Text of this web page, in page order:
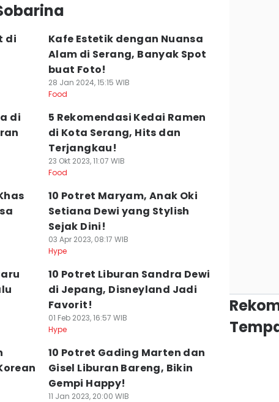
di
Kafe Estetik dengan Nuansa
Alam di Serang, Banyak Spot
buat Foto!
28 Jan 2024, 15:15 WIB
Food
di
5 Rekomendasi Kedai Ramen
di Kota Serang, Hits dan
Terjangkau!
23 Okt 2023, 11:07 WIB
Food
10 Potret Maryam, Anak Oki
Setiana Dewi yang Stylish
Sejak Dini!
03 Apr 2023, 08:17 WIB
Hype
10 Potret Liburan Sandra Dewi
di Jepang, Disneyland Jadi
Favorit!
01 Feb 2023, 16:57 WIB
Hype
10 Potret Gading Marten dan
Gisel Liburan Bareng, Bikin
Gempi Happy!
11 Jan 2023, 20:00 WIB